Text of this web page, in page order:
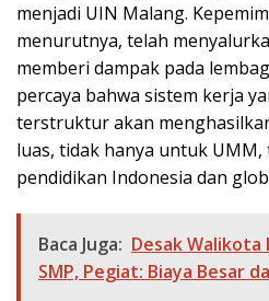
menjadi UIN Malang.
menurutnya, telah
memberi dampak pada
percaya bahwa sistem kerja
terstruktur akan
luas, tidak hanya untuk
pendidikan Indonesia dan
Baca Juga: Desak Walikota
SMP, Pegiat: Biaya Besar